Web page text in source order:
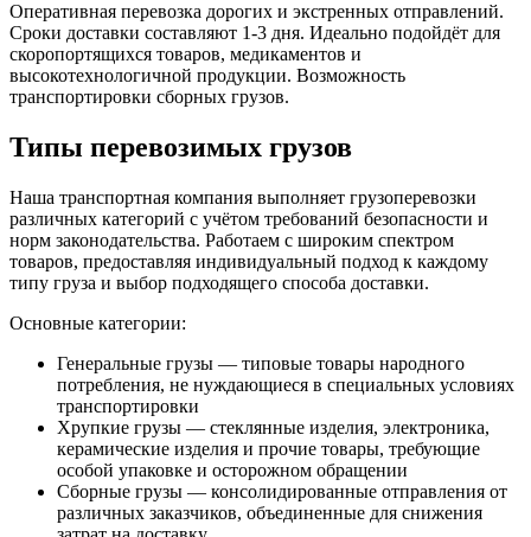
Оперативная перевозка дорогих и экстренных отправлений.
Сроки доставки составляют 1-3 дня. Идеально подойдёт для
скоропортящихся товаров, медикаментов и
высокотехнологичной продукции. Возможность
транспортировки сборных грузов.
Типы перевозимых грузов
Наша транспортная компания выполняет грузоперевозки
различных категорий с учётом требований безопасности и
норм законодательства. Работаем с широким спектром
товаров, предоставляя индивидуальный подход к каждому
типу груза и выбор подходящего способа доставки.
Основные категории:
Генеральные грузы — типовые товары народного
потребления, не нуждающиеся в специальных условиях
транспортировки
Хрупкие грузы — стеклянные изделия, электроника,
керамические изделия и прочие товары, требующие
особой упаковке и осторожном обращении
Сборные грузы — консолидированные отправления от
различных заказчиков, объединенные для снижения